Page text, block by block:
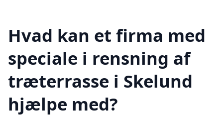
Hvad kan et firma med
speciale i rensning af
træterrasse i Skelund
hjælpe med?